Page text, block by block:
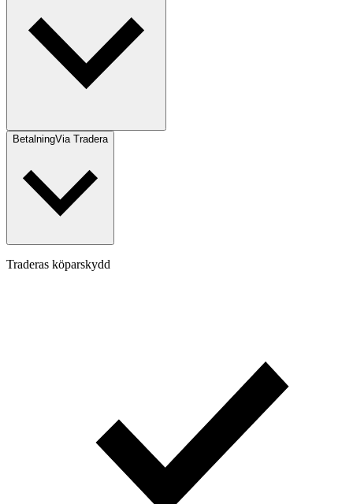
BetalningVia Tradera
Traderas köparskydd